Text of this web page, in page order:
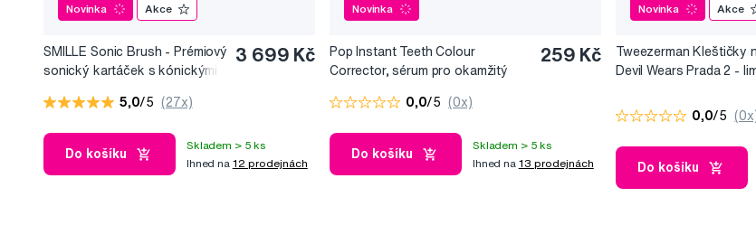
Novinka Akce
SMILLE Sonic Brush - Prémiový
sonický kartáček s kónickými
3 699 Kč
5,0/5 (27x)
Do košíku
Skladem > 5 ks
Ihned na 12 prodejnách
Novinka
Pop Instant Teeth Colour
Corrector, sérum pro okamžitý
259 Kč
0,0/5 (0x)
Do košíku
Skladem > 5 ks
Ihned na 13 prodejnách
Novinka Akce
Tweezerman Kleštičky
Devil Wears Prada 2 -
0,0/5
Do košíku